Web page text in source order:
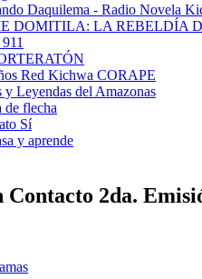
Daquilema - Radio Novela
DOMITILA: LA REBELDÍA
Red Kichwa CORAPE
y Leyendas del Amazonas
de flecha
Sí
y aprende
Contacto 2da.